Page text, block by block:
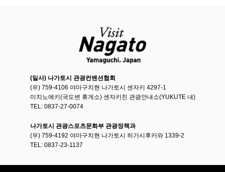
(일사) 나가토시 관광컨벤션협회
(우) 759-4106 야마구치현 나가토시 센자키 4297-1
미치노에키(국도변 휴게소) 센자키친 관광안내소(YUKUTE 내)
TEL: 0837-27-0074
나가토시 관광스포츠문화부 관광정책과
(우) 759-4192 야마구치현 나가토시 히가시후카와 1339-2
TEL: 0837-23-1137